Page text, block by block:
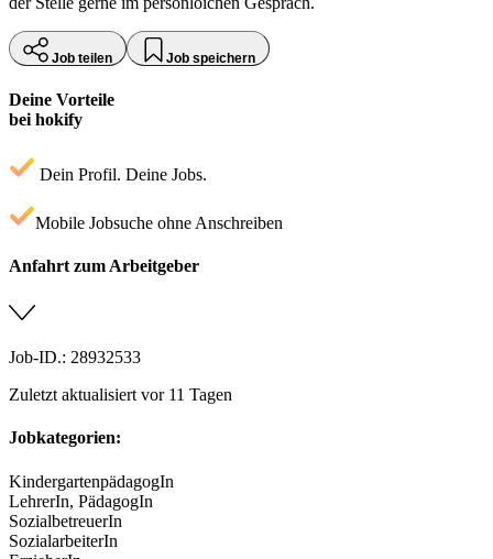
Job teilen Job speichern
Deine Vorteile
bei hokify
Dein Profil. Deine Jobs.
Mobile Jobsuche ohne Anschreiben
Anfahrt zum Arbeitgeber
Job-ID.: 28932533
Zuletzt aktualisiert vor 11 Tagen
Jobkategorien:
KindergartenpädagogIn
LehrerIn, PädagogIn
SozialbetreuerIn
SozialarbeiterIn